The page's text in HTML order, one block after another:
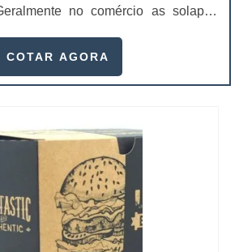
no comércio as solapas
de utilização da solapasSaquinhos
As solapas ainda são impressas de
COTAR AGORA